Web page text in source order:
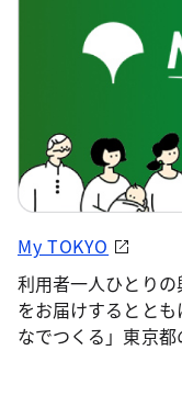
My TOKYO
利用者一人ひとり
をお届けするとと
なでつくる」東京都